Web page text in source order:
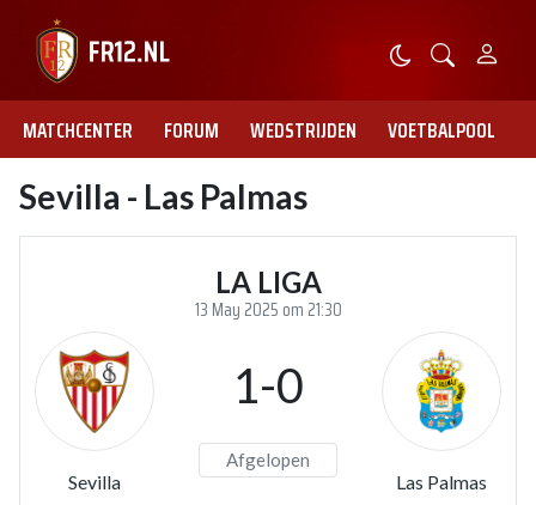
MATCHCENTER FORUM WEDSTRIJDEN VOETBALPOOL
Sevilla - Las Palmas
LA LIGA
13 May 2025 om 21:30
Sevilla
1-0
Afgelopen
Las Palmas